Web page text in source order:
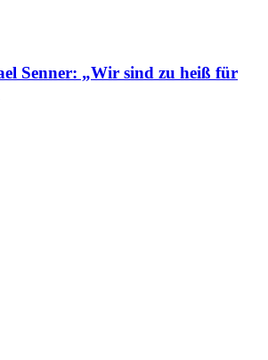
Senner: „Wir sind zu heiß für